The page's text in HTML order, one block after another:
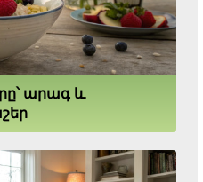
արագ և